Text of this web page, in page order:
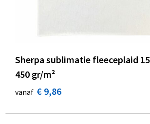
Sherpa sublimatie fleeceplaid
450 gr/m²
vanaf € 9,86